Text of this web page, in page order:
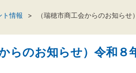
ト情報 （瑞穂市商工会からのお知ら
らのお知らせ）令和